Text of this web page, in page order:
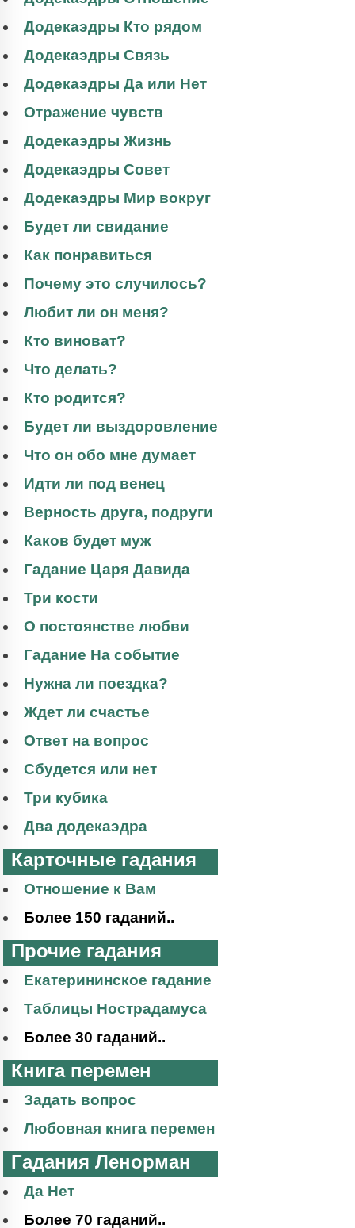
Додекаэдры Кто рядом
Додекаэдры Связь
Додекаэдры Да или Нет
Отражение чувств
Додекаэдры Жизнь
Додекаэдры Совет
Додекаэдры Мир вокруг
Будет ли свидание
Как понравиться
Почему это случилось?
Любит ли он меня?
Кто виноват?
Что делать?
Кто родится?
Будет ли выздоровление
Что он обо мне думает
Идти ли под венец
Верность друга, подруги
Каков будет муж
Гадание Царя Давида
Три кости
О постоянстве любви
Гадание На событие
Нужна ли поездка?
Ждет ли счастье
Ответ на вопрос
Сбудется или нет
Три кубика
Два додекаэдра
Карточные гадания
Отношение к Вам
Более 150 гаданий..
Прочие гадания
Екатерининское гадание
Таблицы Нострадамуса
Более 30 гаданий..
Книга перемен
Задать вопрос
Любовная книга перемен
Гадания Ленорман
Да Нет
Более 70 гаданий..